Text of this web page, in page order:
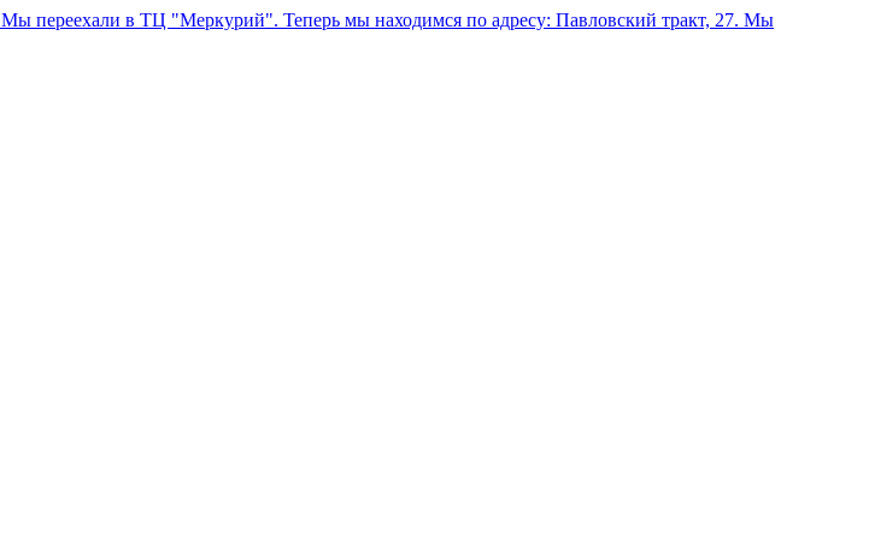
Мы переехали в ТЦ "Меркурий". Теперь мы находимся по адресу: Павловский тракт, 27. Мы